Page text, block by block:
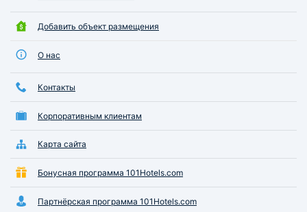
Добавить объект размещения
О нас
Контакты
Корпоративным клиентам
Карта сайта
Бонусная программа 101Hotels.com
Партнёрская программа 101Hotels.com